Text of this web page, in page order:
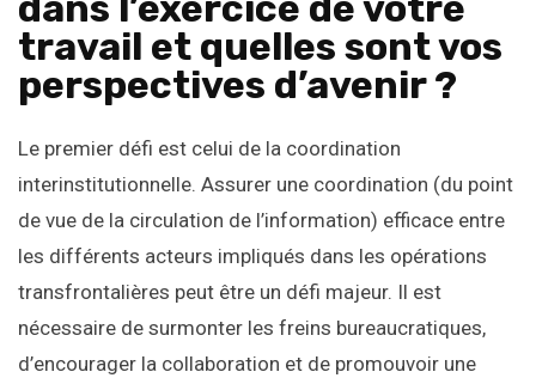
travail et quelles sont vos
perspectives d’avenir ?
Le premier défi est celui de la coordination
interinstitutionnelle. Assurer une coordination (du point
de vue de la circulation de l’information) efficace entre
les différents acteurs impliqués dans les opérations
transfrontalières peut être un défi majeur. Il est
nécessaire de surmonter les freins bureaucratiques,
d’encourager la collaboration et de promouvoir une